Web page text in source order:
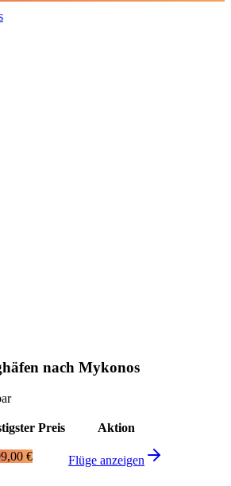
nach Mykonos
Preis Aktion
€ Flüge anzeigen